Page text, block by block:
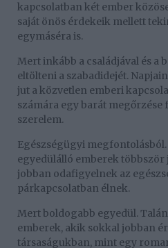
kapcsolatban két ember
saját önös érdekeik mellett
egymáséra is.
Mert inkább a családjával és a
eltölteni a szabadidejét.
jut a közvetlen emberi
számára egy barát megőrzése
szerelem.
Egészségügyi
egyedülálló emberek többször
jobban odafigyelnek az
párkapcsolatban élnek.
Mert boldogabb egyedül.
emberek, akik sokkal jobban
társaságukban, mint egy